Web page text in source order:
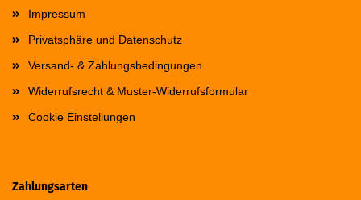
Impressum
Privatsphäre und Datenschutz
Versand- & Zahlungsbedingungen
Widerrufsrecht & Muster-Widerrufsformular
Cookie Einstellungen
Zahlungsarten